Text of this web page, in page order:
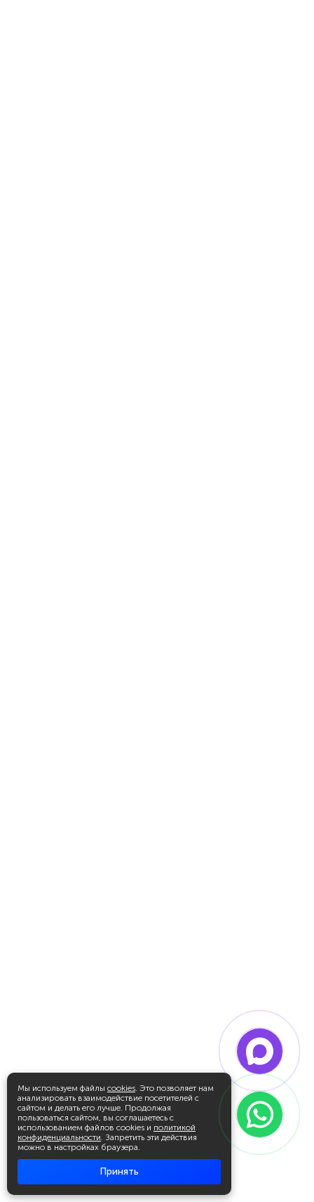
Мы используем файлы cookies. Это позволяет нам
анализировать взаимодействие посетителей с
сайтом и делать его лучше. Продолжая
пользоваться сайтом, вы соглашаетесь с
использованием файлов cookies и политикой
конфиденциальности. Запретить эти действия
можно в настройках браузера.
Принять